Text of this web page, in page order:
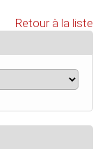
Retour à la liste